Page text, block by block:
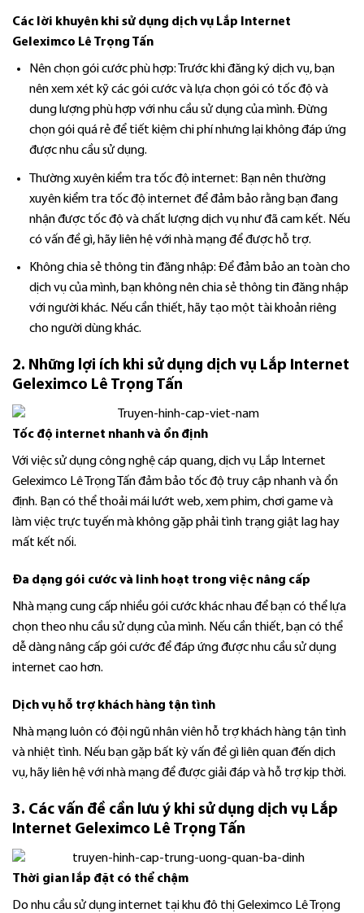
Các lời khuyên khi sử dụng dịch vụ Lắp
Internet
Geleximco Lê Trọng Tấn
Nên chọn gói cước phù hợp: Trước khi đăng ký dịch vụ, bạn
nên xem xét kỹ các gói cước và lựa chọn gói có tốc độ và
dung lượng phù hợp với nhu cầu sử dụng của mình. Đừng
chọn gói quá rẻ để tiết kiệm chi phí nhưng lại không đáp ứng
được nhu cầu sử dụng.
Thường xuyên kiểm tra tốc độ internet: Bạn nên thường
xuyên kiểm tra tốc độ internet để đảm bảo rằng bạn đang
nhận được tốc độ và chất lượng dịch vụ như đã cam kết. Nếu
có vấn đề gì, hãy liên hệ với nhà mạng để được hỗ trợ.
Không chia sẻ thông tin đăng nhập: Để đảm bảo an toàn cho
dịch vụ của mình, bạn không nên chia sẻ thông tin đăng nhập
với người khác. Nếu cần thiết, hãy tạo một tài khoản riêng
cho người dùng khác.
2. Những lợi ích khi sử dụng dịch vụ Lắp Internet
Geleximco Lê Trọng Tấn
Tốc độ internet nhanh và ổn định
Với việc sử dụng công nghệ cáp quang, dịch vụ Lắp Internet
Geleximco Lê Trọng Tấn đảm bảo tốc độ truy cập nhanh và ổn
định. Bạn có thể thoải mái lướt web, xem phim, chơi game và
làm việc trực tuyến mà không gặp phải tình trạng giật lag hay
mất kết nối.
Đa dạng gói cước và linh hoạt trong việc nâng cấp
Nhà mạng cung cấp nhiều gói cước khác nhau để bạn có thể lựa
chọn theo nhu cầu sử dụng của mình. Nếu cần thiết, bạn có thể
dễ dàng nâng cấp gói cước để đáp ứng được nhu cầu sử dụng
internet cao hơn.
Dịch vụ hỗ trợ khách hàng tận tình
Nhà mạng luôn có đội ngũ nhân viên hỗ trợ khách hàng tận tình
và nhiệt tình. Nếu bạn gặp bất kỳ vấn đề gì liên quan đến dịch
vụ, hãy liên hệ với nhà mạng để được giải đáp và hỗ trợ kịp thời.
3. Các vấn đề cần lưu ý khi sử dụng dịch vụ Lắp
Internet Geleximco Lê Trọng Tấn
Thời gian lắp đặt có thể chậm
Do nhu cầu sử dụng internet tại khu đô thị Geleximco Lê Trọng